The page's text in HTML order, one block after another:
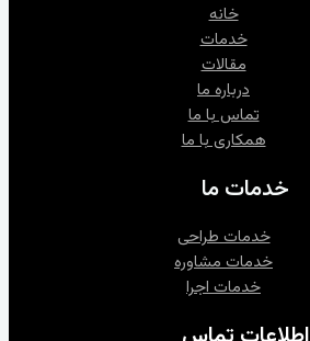
خانه
خدمات
مقالات
درباره ما
تماس با ما
همکاری با ما
خدمات ما
خدمات طراحی
خدمات مشاوره‌
خدمات اجرا